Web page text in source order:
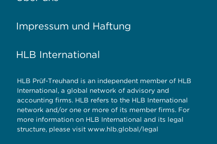
Impressum und Haftung
HLB International
HLB Prüf-Treuhand is an independent member of HLB
International, a global network of advisory and
accounting firms. HLB refers to the HLB International
network and/or one or more of its member firms. For
more information on HLB International and its legal
structure, please visit www.hlb.global/legal